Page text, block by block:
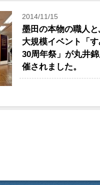
2014/11/15
墨田の本物の職人
大規模イベント「
30周年祭」が丸井
催されました。